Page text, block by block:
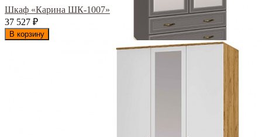
Шкаф «Карина ШК-1007»
37 527 ₽
В корзину